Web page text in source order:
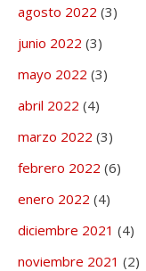
agosto 2022 (3)
junio 2022 (3)
mayo 2022 (3)
abril 2022 (4)
marzo 2022 (3)
febrero 2022 (6)
enero 2022 (4)
diciembre 2021 (4)
noviembre 2021 (2)